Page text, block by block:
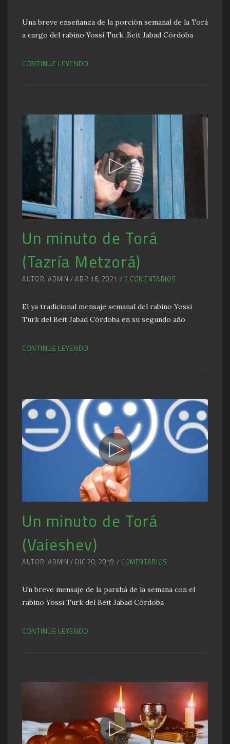
Una breve enseñanza de la porción semanal de la Torá
a cargo del rabino Yossi Turk, Beit Jabad Córdoba
CONTINUE LEYENDO
Un minuto de Torá
(Tazría Metzorá)
AUTOR: ADMIN / ABR 16, 2021 / 2 COMENTARIOS
El ya tradicional mensaje semanal del rabino Yossi
Turk del Beit Jabad Córdoba en su segundo año
CONTINUE LEYENDO
Un minuto de Torá
(Vaieshev)
AUTOR: ADMIN / DIC 20, 2019 / COMENTARIOS
Un breve mensaje de la parshá de la semana con el
rabino Yossi Turk del Beit Jabad Córdoba
CONTINUE LEYENDO